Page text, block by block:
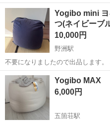
例29万円以上！生活支援物資事前
無料＆備品付き1R寮完備！赴任旅
◎《大阪府堺市》 人気の工場の...
大阪 堺市 そ
Yogibo mini ヨ
つ(ネイビーブ
10,000円
野洲駅
不要になりましたので出品します
2年ほどそれなりに使用しましたが
い替えに購入したワインレッドの
洗濯しただけです。 お気軽にご...
滋賀 野洲市
Yogibo MAX
6,000円
五箇荘駅